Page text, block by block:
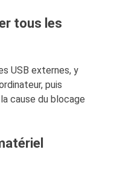
tous les
USB externes, y
puis
cause du blocage